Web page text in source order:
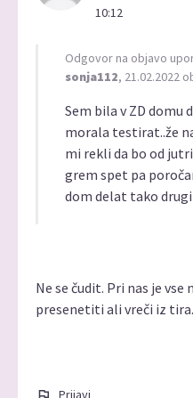
10:12
Odgovor na objavo
sonja112, 21.02.2022
Sem bila v ZD domu
morala testirat..že
mi rekli da bo od
grem spet pa
dom delat tako drugi
Ne se čudit. Pri nas je vse
presenetiti ali vreči iz tira.
Prijavi